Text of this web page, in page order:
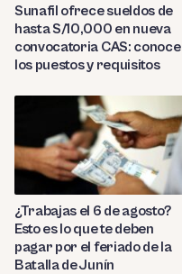
Sunafil ofrece sueldos de
hasta S/10,000 en nueva
convocatoria CAS: conoce
los puestos y requisitos
¿Trabajas el 6 de agosto?
Esto es lo que te deben
pagar por el feriado de la
Batalla de Junín